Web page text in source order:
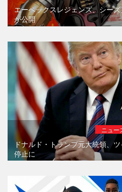
エーペックスレジェンズ、シー
が公開
ニュー
ドナルド・トランプ元大統領、
停止に